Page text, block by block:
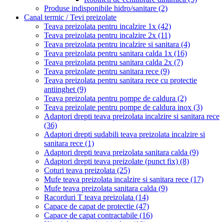
Produse indisponibile hidro/sanitare (2)
Canal termic / Tevi preizolate
Teava preizolata pentru incalzire 1x (42)
Teava preizolata pentru incalzire 2x (11)
Teava preizolata pentru incalzire si sanitara (4)
Teava preizolata pentru sanitara calda 1x (16)
Teava preizolata pentru sanitara calda 2x (7)
Teava preizolate pentru sanitara rece (9)
Teava preizolata pentru sanitara rece cu protectie
antiinghet (9)
Teava preizolata pentru pompe de caldura (2)
Teava preizolate pentru pompe de caldura inox (3)
Adaptori drepti teava preizolata incalzire si sanitara rece
(36)
Adaptori drepti sudabili teava preizolata incalzire si
sanitara rece (1)
Adaptori drepti teava preizolata sanitara calda (9)
Adaptori drepti teava preizolate (punct fix) (8)
Coturi teava preizolata (25)
Mufe teava preizolata incalzire si sanitara rece (17)
Mufe teava preizolata sanitara calda (9)
Racorduri T teava preizolata (14)
Capace de capat de protectie (47)
Capace de capat contractabile (16)